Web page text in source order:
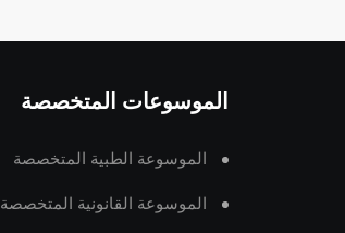
الموسوعات المتخصصة
الموسوعة الطبية المتخصصة
الموسوعة القانونية المتخصصة